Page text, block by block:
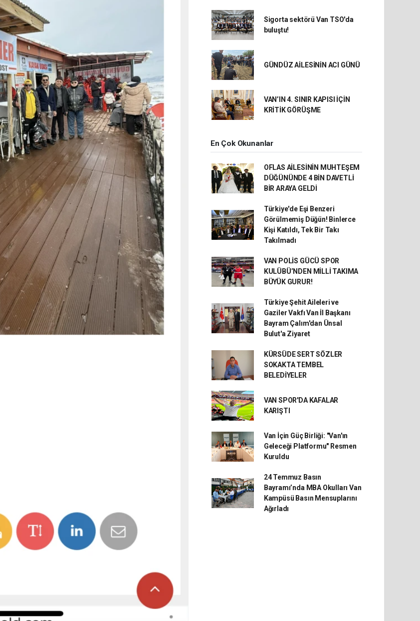
Sigorta sektörü Van TSO'da
buluştu!
GÜNDÜZ AİLESİNİN ACI GÜNÜ
VAN’IN 4. SINIR KAPISI İÇİN
KRİTİK GÖRÜŞME
En Çok Okunanlar
OFLAS AİLESİNİN MUHTEŞEM
DÜĞÜNÜNDE 4 BİN DAVETLİ
BİR ARAYA GELDİ
Türkiye'de Eşi Benzeri
Görülmemiş Düğün! Binlerce
Kişi Katıldı, Tek Bir Takı
Takılmadı
VAN POLİS GÜCÜ SPOR
KULÜBÜ’NDEN MİLLİ TAKIMA
BÜYÜK GURUR!
Türkiye Şehit Aileleri ve
Gaziler Vakfı Van İl Başkanı
Bayram Çalım'dan Ünsal
Bulut'a Ziyaret
KÜRSÜDE SERT SÖZLER
SOKAKTA TEMBEL
BELEDİYELER
VAN SPOR'DA KAFALAR
KARIŞTI
Van İçin Güç Birliği: "Van'ın
Geleceği Platformu" Resmen
Kuruldu
24 Temmuz Basın
Bayramı’nda MBA Okulları Van
Kampüsü Basın Mensuplarını
Ağırladı